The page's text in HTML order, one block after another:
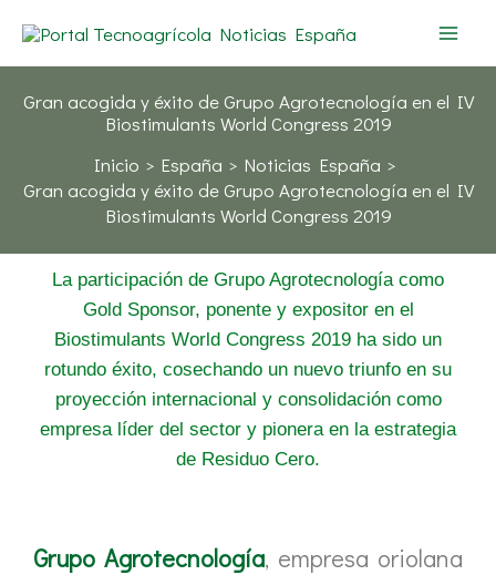
contenido
Gran acogida y éxito de Grupo Agrotecnología en el IV
Biostimulants World Congress 2019
Inicio
España
Noticias España
Gran acogida y éxito de Grupo Agrotecnología en el IV
Biostimulants World Congress 2019
La participación de Grupo Agrotecnología como
Gold Sponsor, ponente y expositor en el
Biostimulants World Congress 2019 ha sido un
rotundo éxito, cosechando un nuevo triunfo en su
proyección internacional y consolidación como
empresa líder del sector y pionera en la estrategia
de Residuo Cero.
Grupo Agrotecnología, empresa oriolana